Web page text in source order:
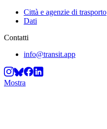
Città e agenzie di trasporto
Dati
Contatti
info@transit.app
Mostra